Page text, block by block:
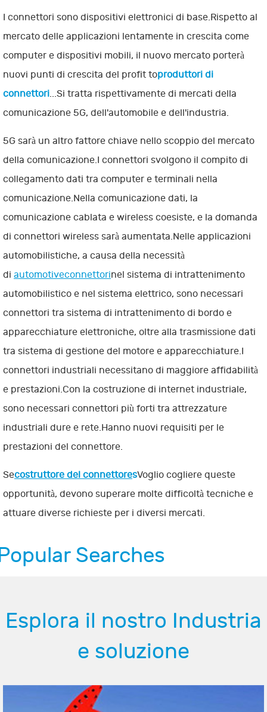
I connettori sono dispositivi elettronici di base.Rispetto al
mercato delle applicazioni lentamente in crescita come
computer e dispositivi mobili, il nuovo mercato porterà
nuovi punti di crescita del profit toproduttori di
connettori ...Si tratta rispettivamente di mercati della
comunicazione 5G, dell'automobile e dell'industria.
5G sarà un altro fattore chiave nello scoppio del mercato
della comunicazione.I connettori svolgono il compito di
collegamento dati tra computer e terminali nella
comunicazione.Nella comunicazione dati, la
comunicazione cablata e wireless coesiste, e la domanda
di connettori wireless sarà aumentata.Nelle applicazioni
automobilistiche, a causa della necessità
di automotiveconnettorinel sistema di intrattenimento
automobilistico e nel sistema elettrico, sono necessari
connettori tra sistema di intrattenimento di bordo e
apparecchiature elettroniche, oltre alla trasmissione dati
tra sistema di gestione del motore e apparecchiature.I
connettori industriali necessitano di maggiore affidabilità
e prestazioni.Con la costruzione di internet industriale,
sono necessari connettori più forti tra attrezzature
industriali dure e rete.Hanno nuovi requisiti per le
prestazioni del connettore.
Secostruttore del connettoresVoglio cogliere queste
opportunità, devono superare molte difficoltà tecniche e
attuare diverse richieste per i diversi mercati.
Searches
Esplora il nostro Industria
e soluzione